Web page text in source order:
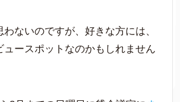
わないのですが、好きな方には、
ュースポットなのかもしれません